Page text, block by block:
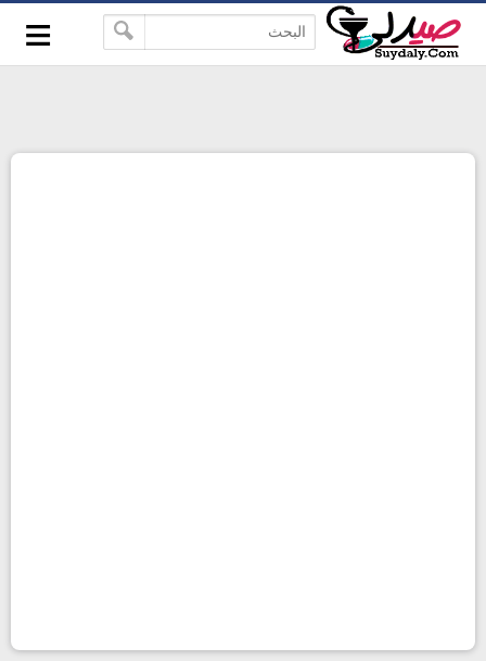
-->
google-site-verification=pbBDctPvwZJkSEHg2-
vmZ_yu86_9u3jQJgGN9H2FF9w
≡